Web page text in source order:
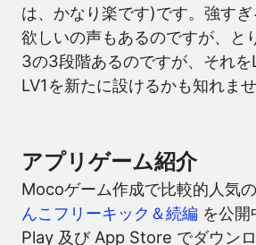
は、かなり楽です)です。強す
欲しいの声もあるのですが、と
3の3段階あるのですが、それを
LV1を新たに設けるかも知れませ
アプリゲーム紹介
Mocoゲーム作成で比較的人気
んこフリーキック＆続編 を公
Play 及び App Store でダウンロ